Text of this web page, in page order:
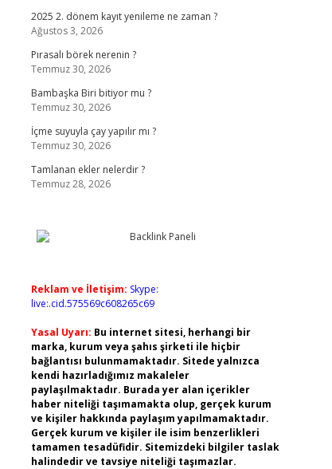
2025 2. dönem kayıt yenileme ne zaman ?
Ağustos 3, 2026
Pırasalı börek nerenin ?
Temmuz 30, 2026
Bambaşka Biri bitiyor mu ?
Temmuz 30, 2026
İçme suyuyla çay yapılır mı ?
Temmuz 30, 2026
Tamlanan ekler nelerdir ?
Temmuz 28, 2026
Reklam ve İletişim: Skype:
live:.cid.575569c608265c69
Yasal Uyarı: Bu internet sitesi, herhangi bir
marka, kurum veya şahıs şirketi ile hiçbir
bağlantısı bulunmamaktadır. Sitede yalnızca
kendi hazırladığımız makaleler
paylaşılmaktadır. Burada yer alan içerikler
haber niteliği taşımamakta olup, gerçek kurum
ve kişiler hakkında paylaşım yapılmamaktadır.
Gerçek kurum ve kişiler ile isim benzerlikleri
tamamen tesadüfidir. Sitemizdeki bilgiler taslak
halindedir ve tavsiye niteliği taşımazlar.